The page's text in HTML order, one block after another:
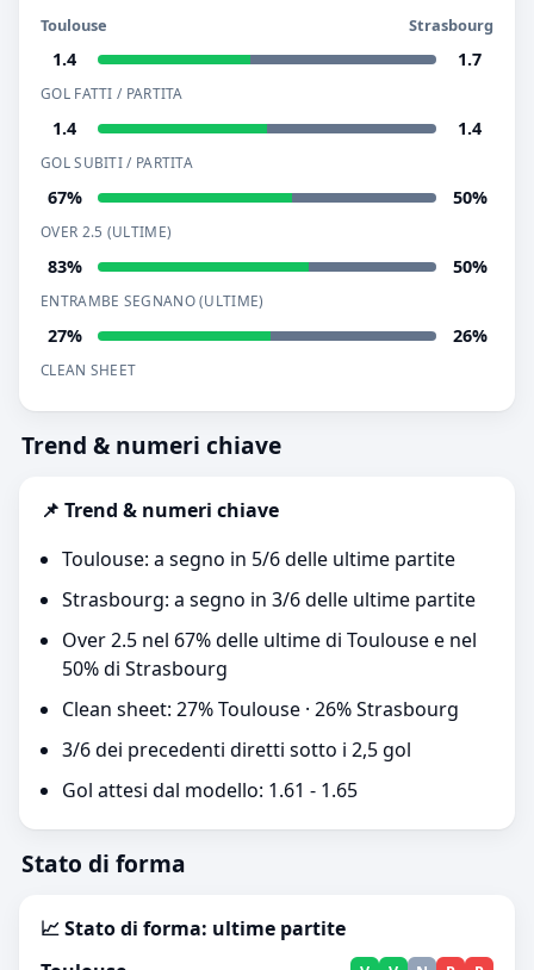
Toulouse Strasbourg
1.4 1.7
GOL FATTI / PARTITA
1.4 1.4
GOL SUBITI / PARTITA
67% 50%
OVER 2.5 (ULTIME)
83% 50%
ENTRAMBE SEGNANO (ULTIME)
27% 26%
CLEAN SHEET
Trend & numeri chiave
📌 Trend & numeri chiave
Toulouse: a segno in 5/6 delle ultime partite
Strasbourg: a segno in 3/6 delle ultime partite
Over 2.5 nel 67% delle ultime di Toulouse e nel
50% di Strasbourg
Clean sheet: 27% Toulouse · 26% Strasbourg
3/6 dei precedenti diretti sotto i 2,5 gol
Gol attesi dal modello: 1.61 - 1.65
Stato di forma
📈 Stato di forma: ultime partite